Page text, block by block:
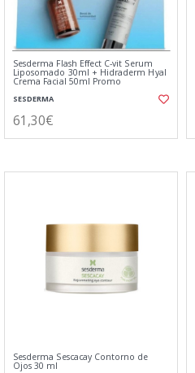
Sesderma Flash Effect C-vit Serum
Liposomado 30ml + Hidraderm Hyal
Crema Facial 50ml Promo
SESDERMA
61,30€
Sesderma Sescacay Contorno de
Ojos 30 ml